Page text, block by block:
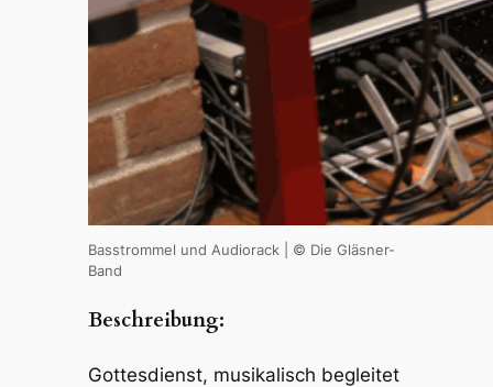
Bass­trom­mel und Audi­o­rack | © Die Gläs­ner-
Band
Beschrei­bung:
Gottes­dienst, musi­ka­lisch beglei­tet